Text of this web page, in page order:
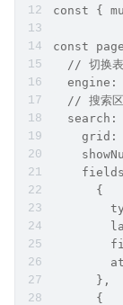
const {
const
// 切换
engine:
// 搜索
search:
grid:
      {
      },
      {